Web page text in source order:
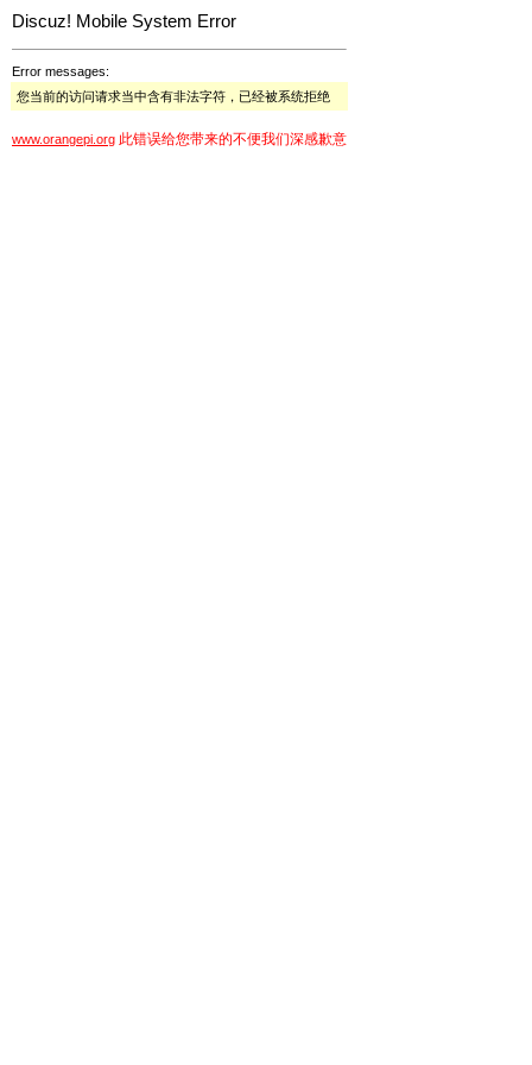
Discuz! Mobile System Error
Error messages:
您当前的访问请求当中含有非法字符，已经被系统拒绝
www.orangepi.org 此错误给您带来的不便我们深感歉意